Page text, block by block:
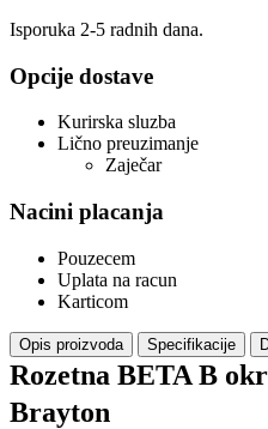
Isporuka 2-5 radnih dana.
Opcije dostave
Kurirska sluzba
Lično preuzimanje
Zaječar
Nacini placanja
Pouzecem
Uplata na racun
Karticom
Opis proizvoda Specifikacije
Rozetna BETA B
Brayton